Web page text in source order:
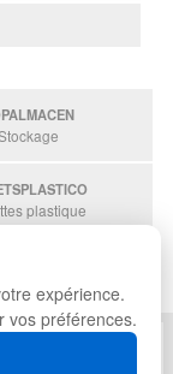
plastique
expérience.
vos préférences.